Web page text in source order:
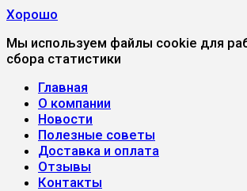
Хорошо
Мы используем файлы cookie для
сбора статистики
Главная
О компании
Новости
Полезные советы
Доставка и оплата
Отзывы
Контакты